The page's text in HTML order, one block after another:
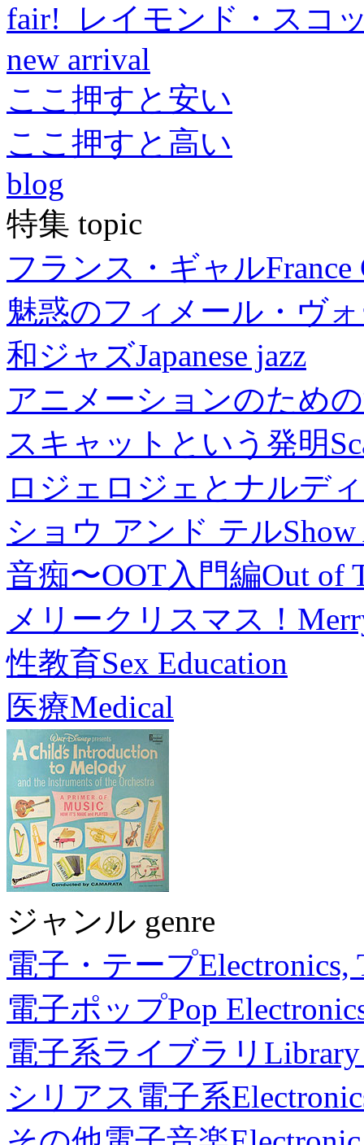
fair! レイモンド・スコ
new arrival
ここ押すと安い
ここ押すと高い
blog
特集 topic
フランス・ギャルFrance
魅惑のフィメール・ヴ
和ジャズJapanese jazz
アニメーションのため
スキャットという発明
ロジェロジェとナルデ
ショウ アンド テル
音痴〜OOT入門編Out of
メリークリスマス！
性教育Sex Education
医療Medical
ジャンル genre
電子・テープElectronics,
電子ポップPop
電子系ライブラリ
シリアス電子系